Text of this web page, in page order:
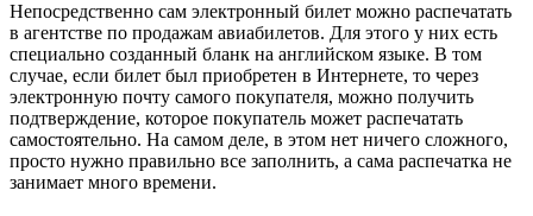
Непосредственно сам электронный билет можно распечатать
в агентстве по продажам авиабилетов. Для этого у них есть
специально созданный бланк на английском языке. В том
случае, если билет был приобретен в Интернете, то через
электронную почту самого покупателя, можно получить
подтверждение, которое покупатель может распечатать
самостоятельно. На самом деле, в этом нет ничего сложного,
просто нужно правильно все заполнить, а сама распечатка не
занимает много времени.